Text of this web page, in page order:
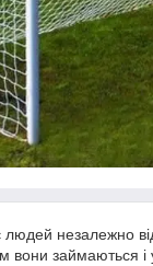
незалежно від
вони займаються і